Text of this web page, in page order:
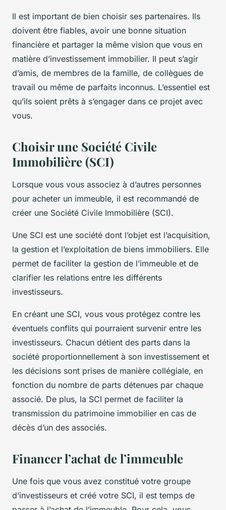
Il est important de bien choisir ses partenaires. Ils
doivent être fiables, avoir une bonne situation
financière et partager la même vision que vous en
matière d’investissement immobilier. Il peut s’agir
d’amis, de membres de la famille, de collègues de
travail ou même de parfaits inconnus. L’essentiel est
qu’ils soient prêts à s’engager dans ce projet avec
vous.
Choisir une Société Civile
Immobilière (SCI)
Lorsque vous vous associez à d’autres personnes
pour acheter un immeuble, il est recommandé de
créer une Société Civile Immobilière (SCI).
Une SCI est une société dont l’objet est l’acquisition,
la gestion et l’exploitation de biens immobiliers. Elle
permet de faciliter la gestion de l’immeuble et de
clarifier les relations entre les différents
investisseurs.
En créant une SCI, vous vous protégez contre les
éventuels conflits qui pourraient survenir entre les
investisseurs. Chacun détient des parts dans la
société proportionnellement à son investissement et
les décisions sont prises de manière collégiale, en
fonction du nombre de parts détenues par chaque
associé. De plus, la SCI permet de faciliter la
transmission du patrimoine immobilier en cas de
décès d’un des associés.
Financer l’achat de l’immeuble
Une fois que vous avez constitué votre groupe
d’investisseurs et créé votre SCI, il est temps de